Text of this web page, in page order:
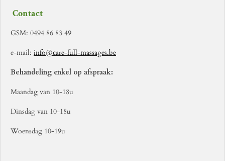
e
b
o
o
k
a
r
a
m
Contact
GSM: 0494 86 83 49
e-mail: info@care-full-massages.be
Behandeling enkel op afspraak:
Maandag van 10-18u
Dinsdag van 10-18u
Woensdag 10-19u